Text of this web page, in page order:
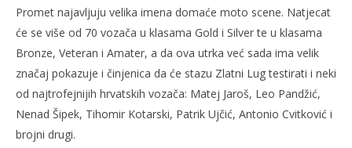
Promet najavljuju velika imena domaće moto scene. Natjecat
će se više od 70 vozača u klasama Gold i Silver te u klasama
Bronze, Veteran i Amater, a da ova utrka već sada ima velik
značaj pokazuje i činjenica da će stazu Zlatni Lug testirati i neki
od najtrofejnijih hrvatskih vozača: Matej Jaroš, Leo Pandžić,
Nenad Šipek, Tihomir Kotarski, Patrik Ujčić, Antonio Cvitković i
brojni drugi.